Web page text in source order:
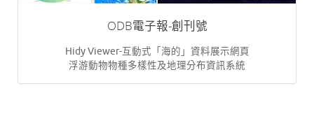
ODB電子報-創刊號
Hidy Viewer-互動式「海的」資料展示網頁
浮游動物物種多樣性及地理分布資訊系統